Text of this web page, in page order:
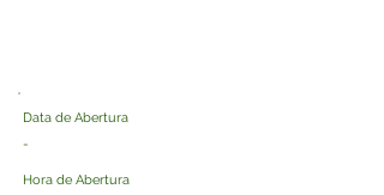
Data de Abertura
-
Hora de Abertura